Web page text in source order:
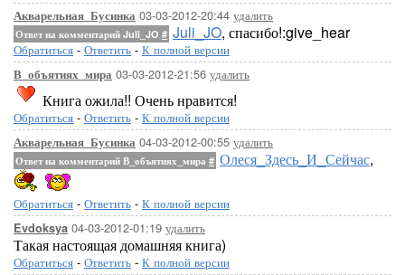
Акварельная_Бусинка 03-03-2012-20:44 удалить
Ответ на комментарий Juli_JO # Juli_JO, спасибо!:give_hear
Обратиться - Ответить - К полной версии
В_объятиях_мира 03-03-2012-21:56 удалить
Книга ожила!! Очень нравится!
Обратиться - Ответить - К полной версии
Акварельная_Бусинка 04-03-2012-00:55 удалить
Ответ на комментарий В_объятиях_мира # Олеся_Здесь_И_Сейчас,
Обратиться - Ответить - К полной версии
Evdoksya 04-03-2012-01:19 удалить
Такая настоящая домашняя книга)
Обратиться - Ответить - К полной версии